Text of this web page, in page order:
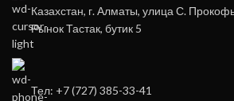
Казахстан, г. Алматы, улица С.
Рынок Тастак, бутик 5
Тел: +7 (727) 385-33-41